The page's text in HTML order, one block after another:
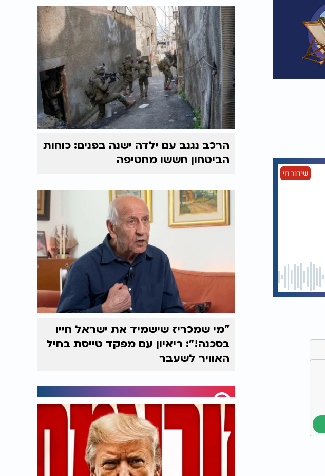
שידור חי
הרכב נגנב עם ילדה ישנה בפנים: כוחות
הביטחון חששו מחטיפה
"מי שמכריז שישמיד את ישראל חייו
בסכנה!": ריאיון עם מפקד טייסת בחיל
האוויר לשעבר